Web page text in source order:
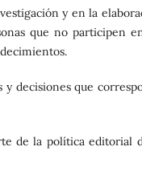
y en la
que no participen
decisiones que
de la política editorial